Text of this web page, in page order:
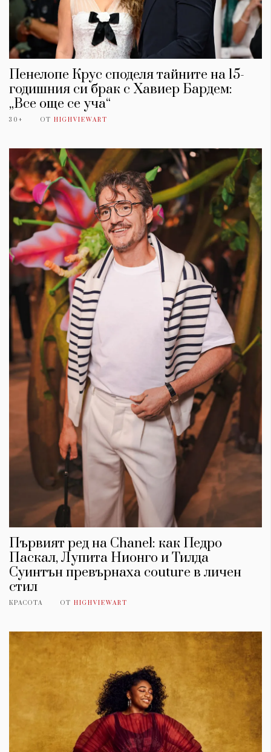
Пенелопе Крус споделя тайните на 15-
годишния си брак с Хавиер Бардем:
„Все още се уча“
30+ ОТ HIGHVIEWART
Първият ред на Chanel: как Педро
Паскал, Лупита Нионго и Тилда
Суинтън превърнаха couture в личен
стил
КРАСОТА ОТ HIGHVIEWART